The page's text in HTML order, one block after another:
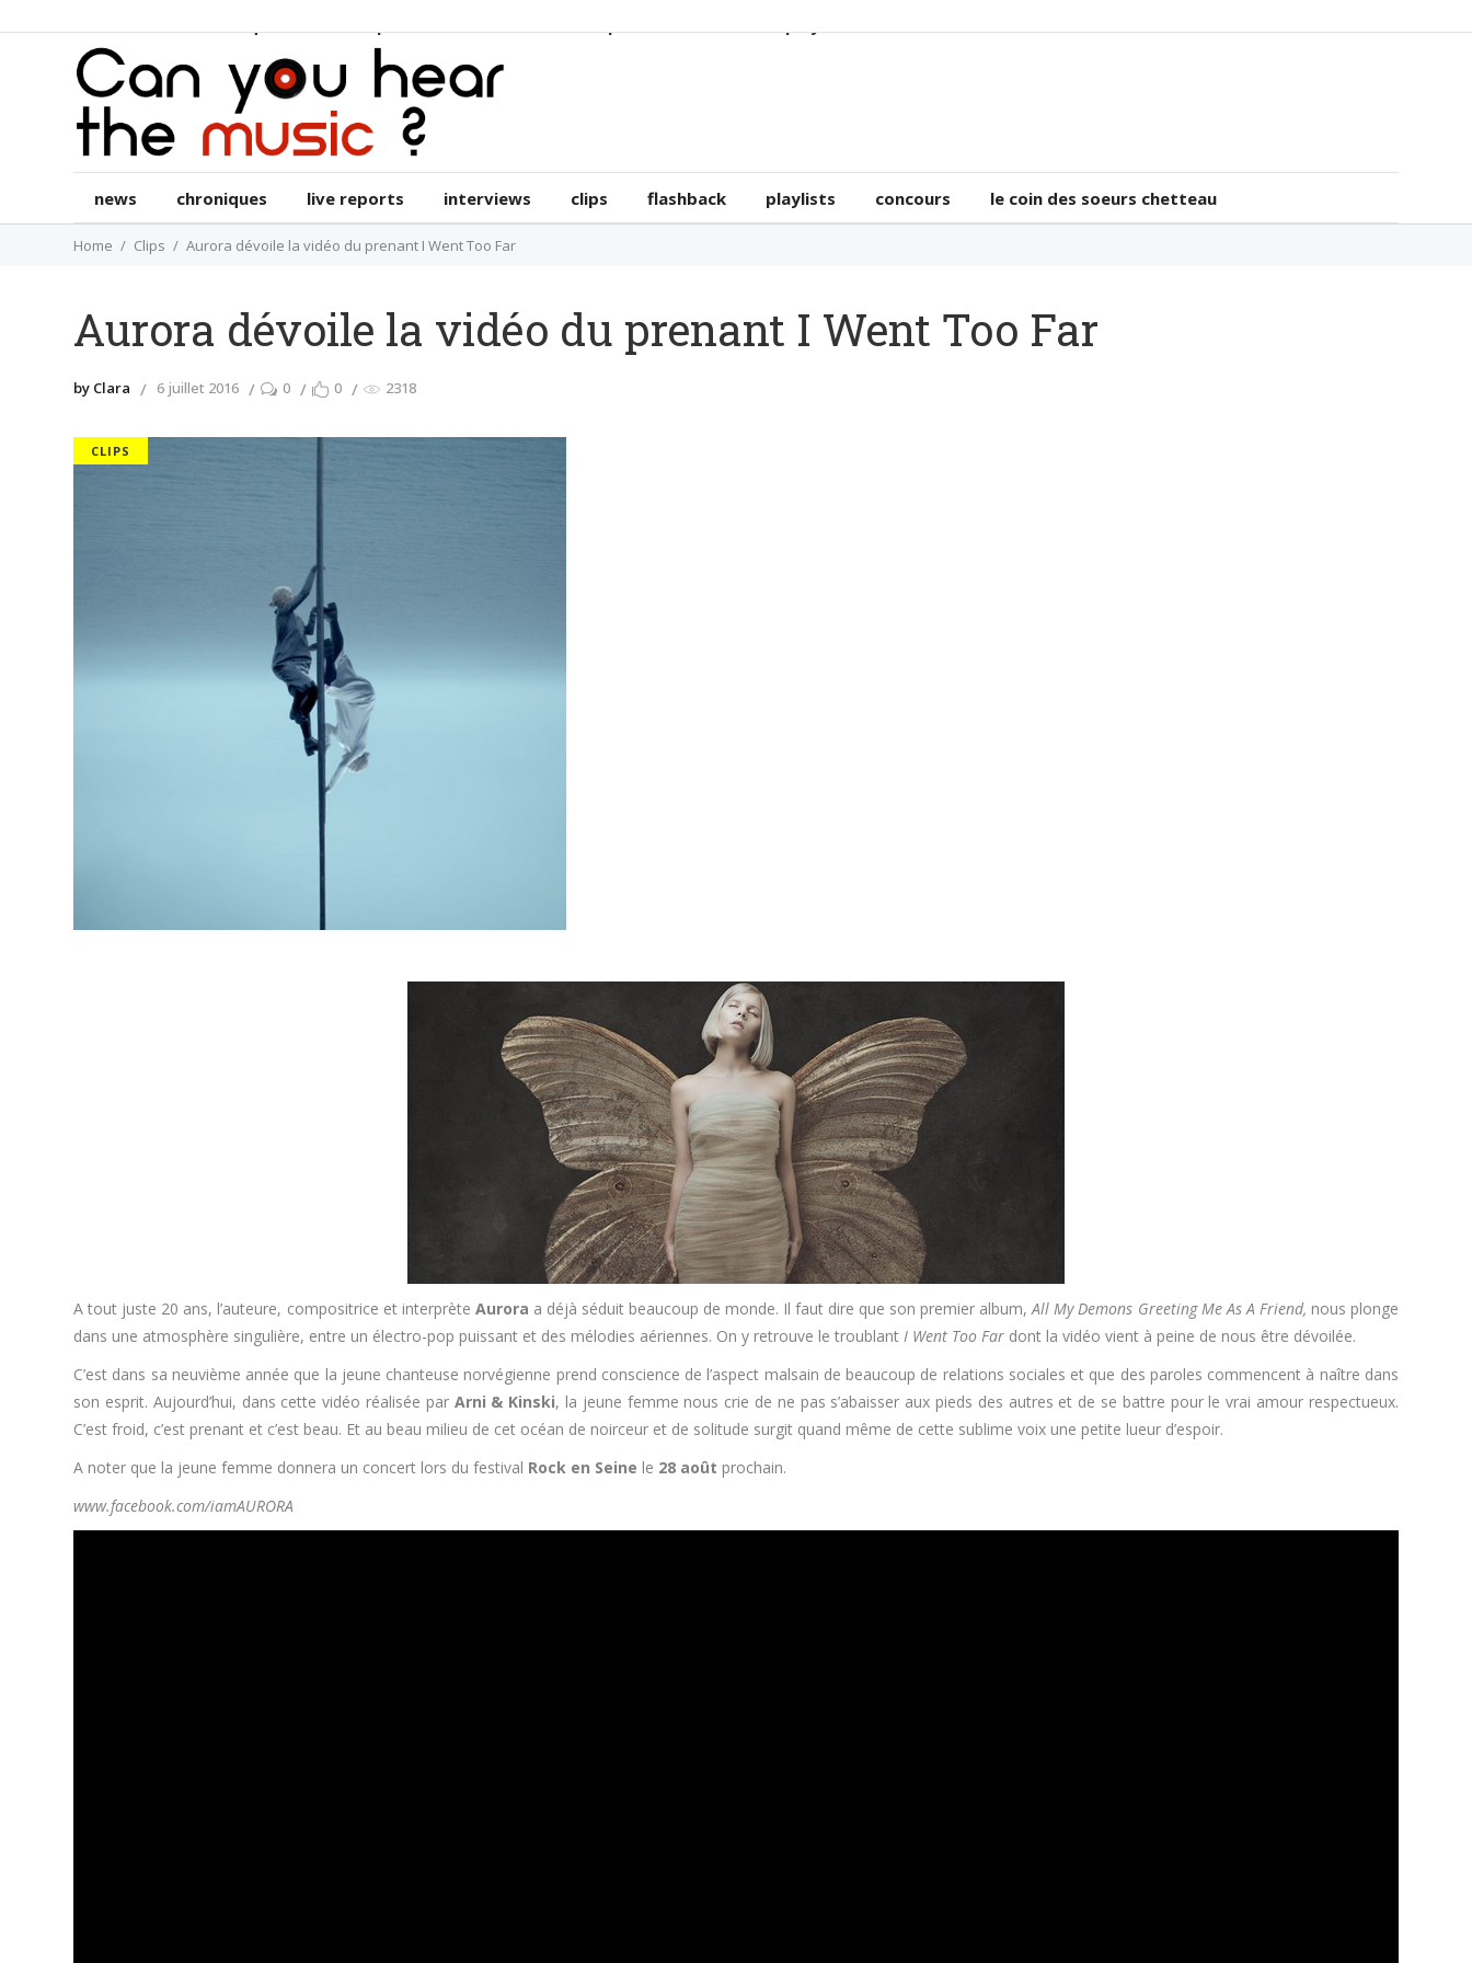
news chroniques live reports interviews clips flashback playlists concours le coin des soeurs chetteau
Home Clips Aurora dévoile la vidéo du prenant I Went Too Far
Aurora dévoile la vidéo du prenant I Went Too Far
by Clara 6 juillet 2016 0 0 2318
CLIPS
A tout juste 20 ans, l’auteure, compositrice et interprète Aurora a déjà séduit beaucoup de monde. Il faut dire que son premier album,All My Demons Greeting Me As A Friend, nous plonge
dans une atmosphère singulière, entre un électro-pop puissant et des mélodies aériennes. On y retrouve le troublantI Went Too Far dont la vidéo vient à peine de nous être dévoilée.
C’est dans sa neuvième année que la jeune chanteuse norvégienne prend conscience de l’aspect malsain de beaucoup de relations sociales et que des paroles commencent à naître dans
son esprit. Aujourd’hui, dans cette vidéo réalisée par Arni & Kinski, la jeune femme nous crie de ne pas s’abaisser aux pieds des autres et de se battre pour le vrai amour respectueux.
C’est froid, c’est prenant et c’est beau. Et au beau milieu de cet océan de noirceur et de solitude surgit quand même de cette sublime voix une petite lueur d’espoir.
A noter que la jeune femme donnera un concert lors du festival Rock en Seine le 28 août prochain.
www.facebook.com/iamAURORA